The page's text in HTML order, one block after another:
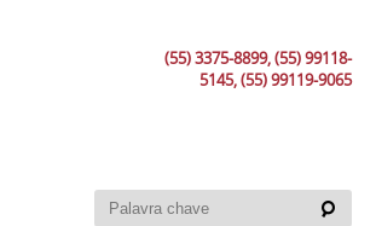
(55) 3375-8899, (55) 99118-
5145, (55) 99119-9065